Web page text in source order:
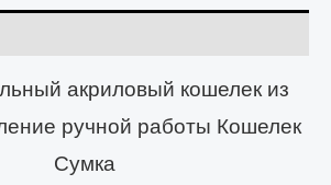
акриловый кошелек из
ручной работы Кошелек
Сумка